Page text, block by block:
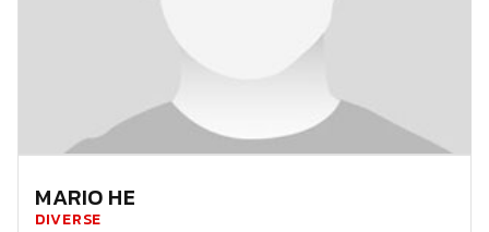
MARIO HE
DIVERSE